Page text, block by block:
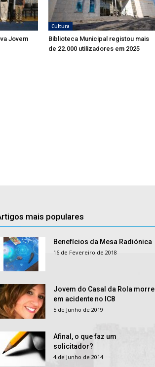
Jovem
Cultura
Biblioteca Municipal registou mais
de 22.000 utilizadores em 2025
mais populares
Benefícios da Mesa Radiónica
16 de Fevereiro de 2018
Jovem do Casal da Rola morre
em acidente no IC8
5 de Junho de 2019
Afinal, o que faz um
solicitador?
4 de Junho de 2014